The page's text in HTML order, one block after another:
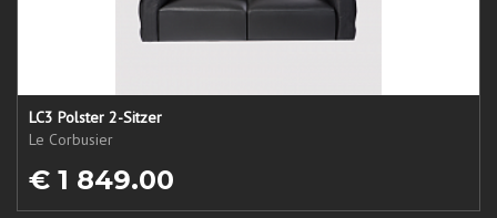
LC3 Polster 2-Sitzer
Le Corbusier
€ 1 849.00